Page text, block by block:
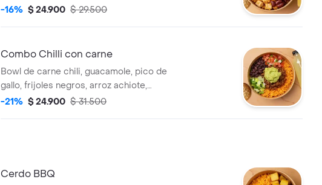
papa, cilantro, galleta y bebida a elección.
-16% $ 24.900 $ 29.500
Combo Chilli con carne
Bowl de carne chili, guacamole, pico de
gallo, frijoles negros, arroz achiote,
lechuga, salsa verde, galleta y bebida a
-21% $ 24.900 $ 31.500
Cerdo BBQ